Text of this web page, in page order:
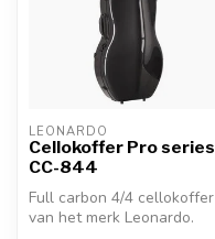
LEONARDO
Cellokoffer Pro series
CC-844
Full carbon 4/4 cellokoffer
van het merk Leonardo.